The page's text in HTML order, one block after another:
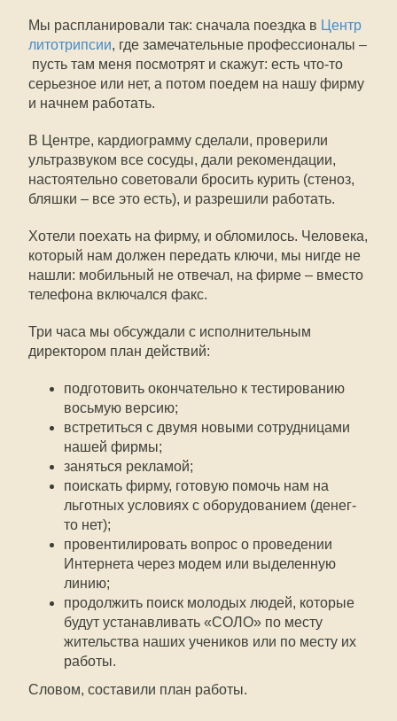
Мы распланировали так: сначала поездка в Центр
литотрипсии, где замечательные профессионалы –
пусть там меня посмотрят и скажут: есть что-то
серьезное или нет, а потом поедем на нашу фирму
и начнем работать.
В Центре, кардиограмму сделали, проверили
ультразвуком все сосуды, дали рекомендации,
настоятельно советовали бросить курить (стеноз,
бляшки – все это есть), и разрешили работать.
Хотели поехать на фирму, и обломилось. Человека,
который нам должен передать ключи, мы нигде не
нашли: мобильный не отвечал, на фирме – вместо
телефона включался факс.
Три часа мы обсуждали с исполнительным
директором план действий:
подготовить окончательно к тестированию
восьмую версию;
встретиться с двумя новыми сотрудницами
нашей фирмы;
заняться рекламой;
поискать фирму, готовую помочь нам на
льготных условиях с оборудованием (денег-
то нет);
провентилировать вопрос о проведении
Интернета через модем или выделенную
линию;
продолжить поиск молодых людей, которые
будут устанавливать «СОЛО» по месту
жительства наших учеников или по месту их
работы.
Словом, составили план работы.